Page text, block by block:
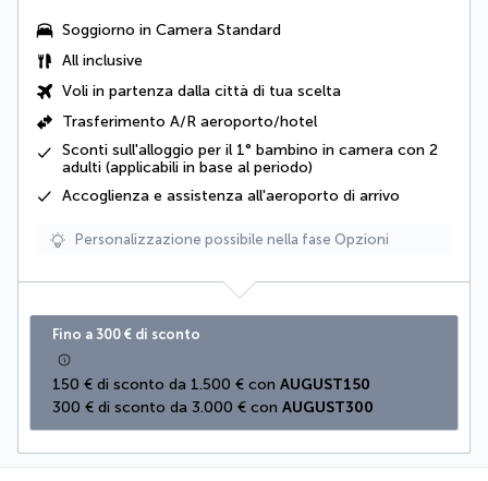
Soggiorno in Camera Standard
All inclusive
Voli in partenza dalla città di tua scelta
Trasferimento A/R aeroporto/hotel
Sconti sull'alloggio per il 1° bambino in camera con 2
adulti (applicabili in base al periodo)
Accoglienza e assistenza all'aeroporto di arrivo
Personalizzazione possibile nella fase Opzioni
Fino a 300 € di sconto
150 € di sconto da 1.500 € con AUGUST150
300 € di sconto da 3.000 € con AUGUST300